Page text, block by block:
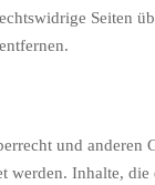
Seiten
und anderen
Inhalte,